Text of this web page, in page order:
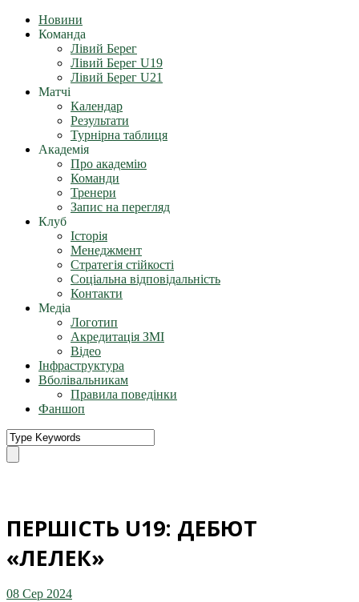
Новини
Команда
Лівий Берег
Лівий Берег U19
Лівий Берег U21
Матчі
Календар
Результати
Турнірна таблиця
Академія
Про академію
Команди
Тренери
Запис на перегляд
Клуб
Історія
Менеджмент
Стратегія стійкості
Соціальна відповідальність
Контакти
Медіа
Логотип
Акредитація ЗМІ
Відео
Інфраструктура
Вболівальникам
Правила поведінки
Фаншоп
ПЕРШІСТЬ U19: ДЕБЮТ
«ЛЕЛЕК»
08 Сер 2024